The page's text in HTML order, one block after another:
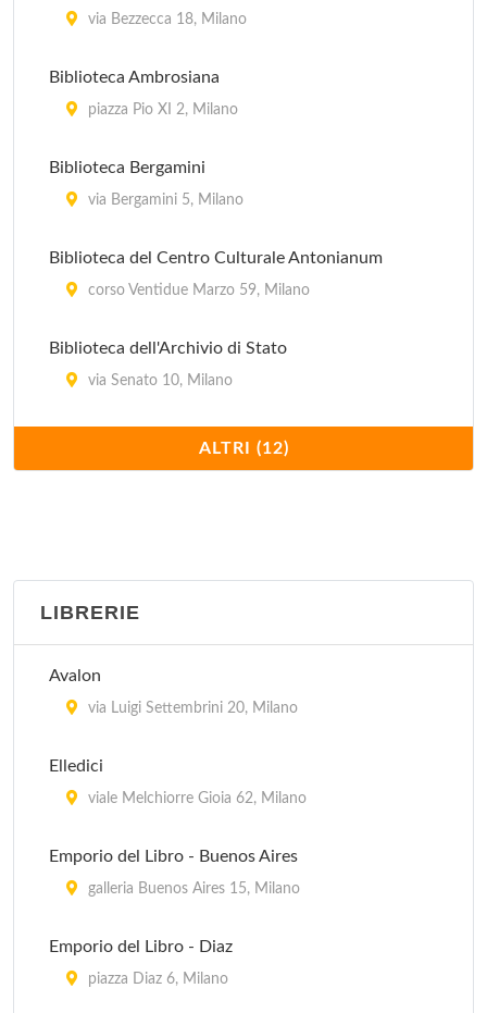
via Bezzecca 18, Milano
Biblioteca Ambrosiana
piazza Pio XI 2, Milano
Biblioteca Bergamini
via Bergamini 5, Milano
Biblioteca del Centro Culturale Antonianum
corso Ventidue Marzo 59, Milano
Biblioteca dell'Archivio di Stato
via Senato 10, Milano
Biblioteca Nazionale Braidense
via Brera 28, Milano
Biblioteca Vigentina
Centro di Documentazione Ebraica Contemporanea
Civica
Civica Emeroteca della Biblioteca d'Arte
ALTRI (12)
LIBRERIE
Avalon
via Luigi Settembrini 20, Milano
Elledici
viale Melchiorre Gioia 62, Milano
Emporio del Libro - Buenos Aires
galleria Buenos Aires 15, Milano
Emporio del Libro - Diaz
piazza Diaz 6, Milano